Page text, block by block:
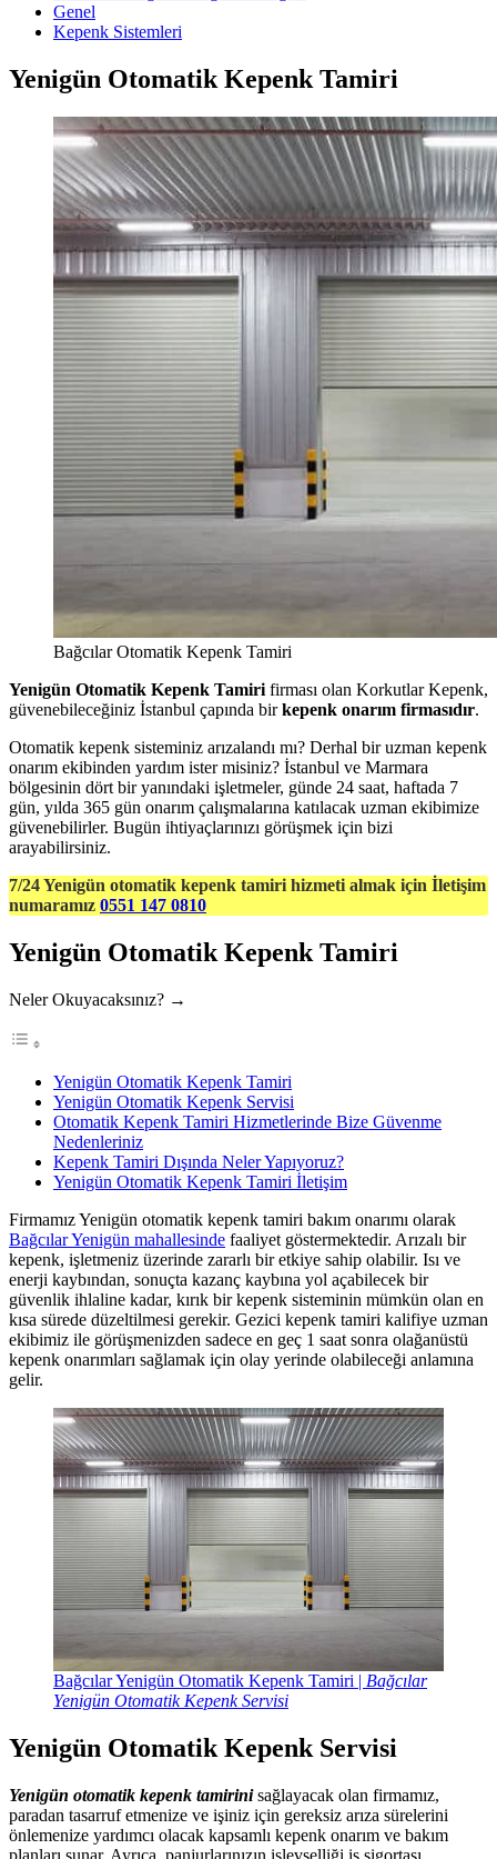
Genel
Kepenk Sistemleri
Yenigün Otomatik Kepenk Tamiri
Bağcılar Otomatik Kepenk Tamiri
Yenigün Otomatik Kepenk Tamiri firması olan Korkutlar Kepenk,
güvenebileceğiniz İstanbul çapında birkepenk onarım firmasıdır.
Otomatik kepenk sisteminiz arızalandı mı? Derhal bir uzman kepenk
onarım ekibinden yardım ister misiniz? İstanbul ve Marmara
bölgesinin dört bir yanındaki işletmeler, günde 24 saat, haftada 7
gün, yılda 365 gün onarım çalışmalarına katılacak uzman ekibimize
güvenebilirler. Bugün ihtiyaçlarınızı görüşmek için bizi
arayabilirsiniz.
7/24 Yenigün otomatik kepenk tamiri hizmeti almak için İletişim
numaramız 0551 147 0810
Yenigün Otomatik Kepenk Tamiri
Neler Okuyacaksınız? →
Yenigün Otomatik Kepenk Tamiri
Yenigün Otomatik Kepenk Servisi
Otomatik Kepenk Tamiri Hizmetlerinde Bize Güvenme
Nedenleriniz
Kepenk Tamiri Dışında Neler Yapıyoruz?
Yenigün Otomatik Kepenk Tamiri İletişim
Firmamız Yenigün otomatik kepenk tamiri bakım onarımı olarak
Bağcılar Yenigün mahallesinde faaliyet göstermektedir. Arızalı bir
kepenk, işletmeniz üzerinde zararlı bir etkiye sahip olabilir. Isı ve
enerji kaybından, sonuçta kazanç kaybına yol açabilecek bir
güvenlik ihlaline kadar, kırık bir kepenk sisteminin mümkün olan en
kısa sürede düzeltilmesi gerekir. Gezici kepenk tamiri kalifiye uzman
ekibimiz ile görüşmenizden sadece en geç 1 saat sonra olağanüstü
kepenk onarımları sağlamak için olay yerinde olabileceği anlamına
gelir.
Bağcılar Yenigün Otomatik Kepenk Tamiri | Bağcılar
Yenigün Otomatik Kepenk Servisi
Yenigün Otomatik Kepenk Servisi
Yenigün otomatik kepenk tamirinisağlayacak olan firmamız,
paradan tasarruf etmenize ve işiniz için gereksiz arıza sürelerini
önlemenize yardımcı olacak kapsamlı kepenk onarım ve bakım
planları sunar. Ayrıca, panjurlarınızın işlevselliği iş sigortası